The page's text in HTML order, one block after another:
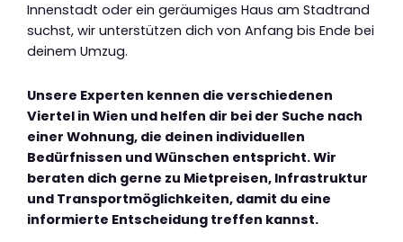
Innenstadt oder ein geräumiges Haus am Stadtrand
suchst, wir unterstützen dich von Anfang bis Ende bei
deinem Umzug.
Unsere Experten kennen die verschiedenen
Viertel in Wien und helfen dir bei der Suche nach
einer Wohnung, die deinen individuellen
Bedürfnissen und Wünschen entspricht. Wir
beraten dich gerne zu Mietpreisen, Infrastruktur
und Transportmöglichkeiten, damit du eine
informierte Entscheidung treffen kannst.